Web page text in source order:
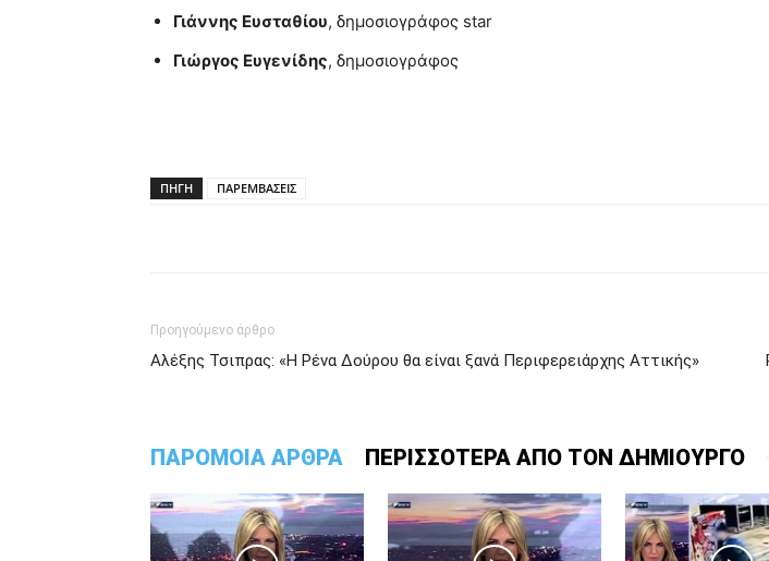
Γιάννης Ευσταθίου, δημοσιογράφος star
Γιώργος Ευγενίδης, δημοσιογράφος
ΠΗΓΗ ΠΑΡΕΜΒΑΣΕΙΣ
Προηγούμενο άρθρο
Αλέξης Τσιπρας: «Η Ρένα Δούρου θα είναι ξανά Περιφερειάρχης Αττικής»
ΠΑΡΟΜΟΙΑ ΑΡΘΡΑ ΠΕΡΙΣΣΟΤΕΡΑ ΑΠΟ ΤΟΝ ΔΗΜΙΟΥΡΓΟ